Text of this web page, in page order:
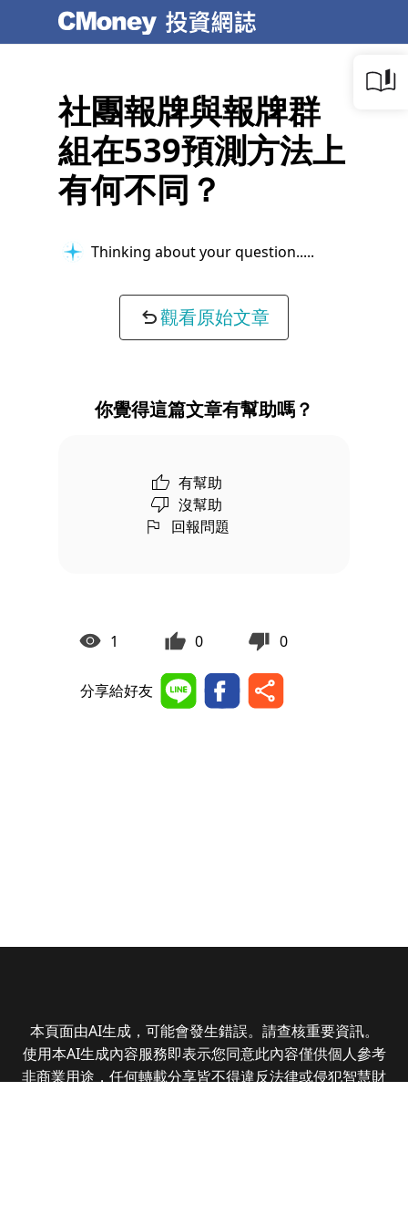
社團報牌與報牌群
組在539預測方法上
有何不同？
Thinking about your question...
觀看原始文章
你覺得這篇文章有幫助嗎？
有幫助
沒幫助
回報問題
1 0 0
分享給好友
本頁面由AI生成，可能會發生錯誤。請查核重要資訊。
使用本AI生成內容服務即表示您同意此內容僅供個人參考
非商業用途，任何轉載分享皆不得違反法律或侵犯智慧財